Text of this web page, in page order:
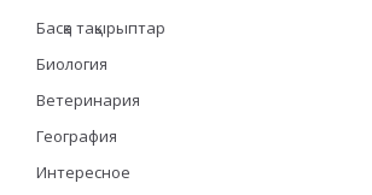
Басқа тақырыптар
Биология
Ветеринария
География
Интересное